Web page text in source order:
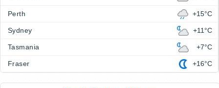
Perth +15°C
Sydney +11°C
Tasmania +7°C
Fraser +16°C